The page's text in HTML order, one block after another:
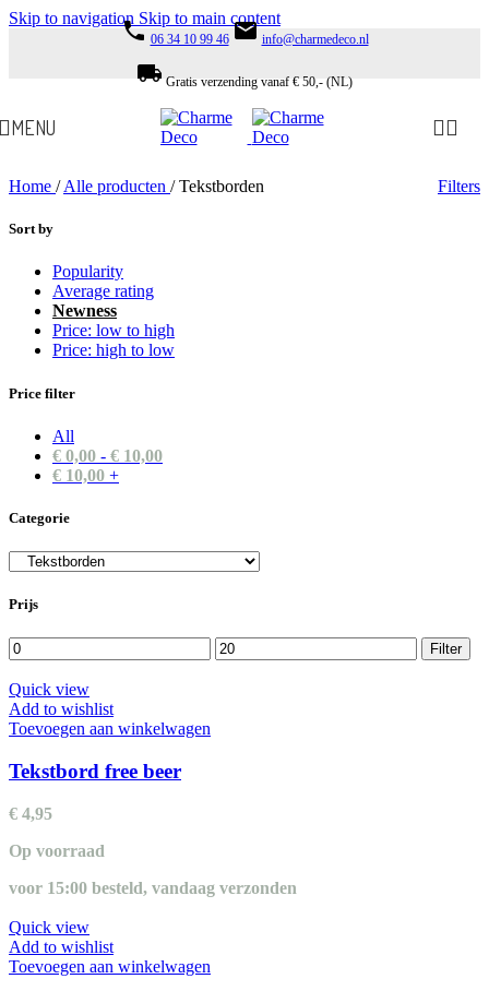
Skip to navigation Skip to main content
phone 06 34 10 99 46 email info@charmedeco.nl
local_shipping Gratis verzending vanaf € 50,- (NL)
MENU
Home / Alle producten / Tekstborden Filters
Sort by
Popularity
Average rating
Newness
Price: low to high
Price: high to low
Price filter
All
€ 0,00 - € 10,00
€ 10,00 +
Categorie
Prijs
Min.
prijs
Max.
prijs
Filter
Quick view
Add to wishlist
Toevoegen aan winkelwagen
Tekstbord free beer
€ 4,95
Op voorraad
voor 15:00 besteld, vandaag verzonden
Quick view
Add to wishlist
Toevoegen aan winkelwagen